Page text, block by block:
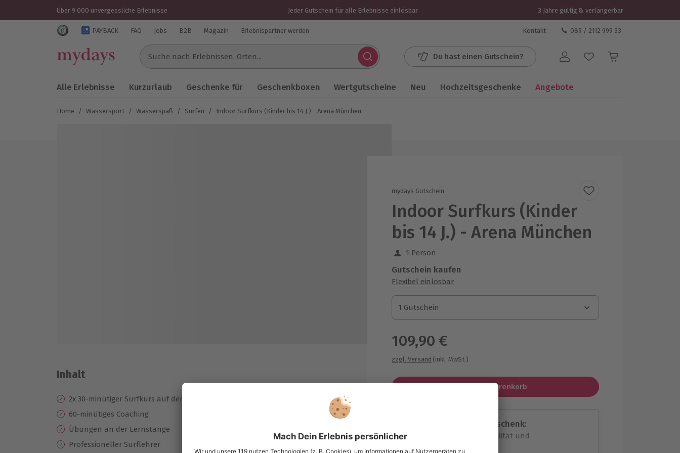
Über 9.000 unvergessliche Erlebnisse Jeder Gutschein für alle Erlebnisse einlösbar 3 Jahre gültig & verlängerbar
Trustedshops Bewertungen für mydays.de
PAYBACK FAQ Jobs B2B Magazin Erlebnispartner werden Kontakt 089 / 2112 999 33
Suche nach Erlebnissen...
Du hast einen Gutschein? Benutzerkonto
Alle Erlebnisse Kurzurlaub Geschenke für Geschenkboxen Wertgutscheine Neu Hochzeitsgeschenke Angebote
Home / Wassersport / Wasserspaß / Surfen / Indoor Surfkurs (Kinder bis 14 J.) - Arena München
mydays Gutschein
Indoor Surfkurs (Kinder
bis 14 J.) - Arena München
1 Person
Gutschein kaufen
Flexibel einlösbar
1 Gutschein
1 Gutschein
1 Gutschein
109,90 €
zzgl. Versand (inkl. MwSt.)
In den Warenkorb
Immer das passende Geschenk:
Große Auswahl, volle Flexibilität und
Inhalt
2x 30-minütiger Surfkurs auf der stehenden Welle
60-minütiges Coaching
Übungen an der Lernstange
Professioneller Surflehrer